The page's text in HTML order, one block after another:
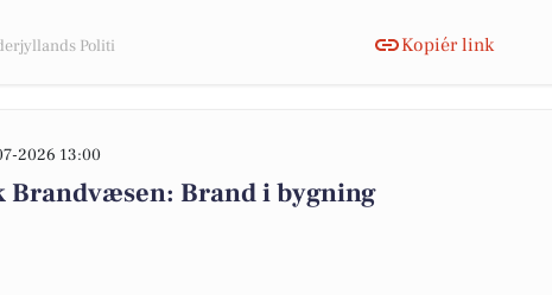
Politi Kopiér link
2026 13:00
Brandvæsen: Brand i bygning